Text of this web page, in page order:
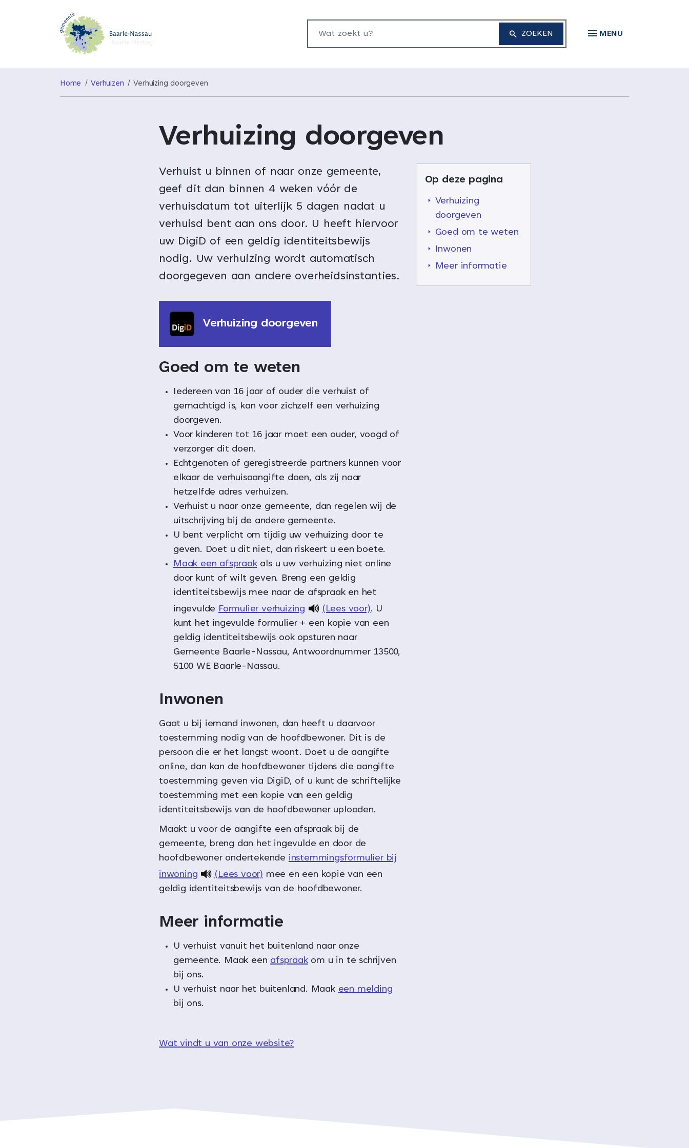
Wat zoekt u? MENU
Home Verhuizen Verhuizing doorgeven
Verhuizing doorgeven
Verhuist u binnen of naar onze gemeente,
geef dit dan binnen 4 weken vóór de
verhuisdatum tot uiterlijk 5 dagen nadat u
verhuisd bent aan ons door. U heeft hiervoor
uw DigiD of een geldig identiteitsbewijs
nodig. Uw verhuizing wordt automatisch
doorgegeven aan andere overheidsinstanties.
Verhuizing doorgeven
Goed om te weten
Iedereen van 16 jaar of ouder die verhuist of
gemachtigd is, kan voor zichzelf een verhuizing
doorgeven.
Voor kinderen tot 16 jaar moet een ouder, voogd of
verzorger dit doen.
Echtgenoten of geregistreerde partners kunnen voor
elkaar de verhuisaangifte doen, als zij naar
hetzelfde adres verhuizen.
Verhuist u naar onze gemeente, dan regelen wij de
uitschrijving bij de andere gemeente.
U bent verplicht om tijdig uw verhuizing door te
geven. Doet u dit niet, dan riskeert u een boete.
Maak een afspraakals u uw verhuizing niet online
door kunt of wilt geven. Breng een geldig
identiteitsbewijs mee naar de afspraak en het
ingevulde Formulier verhuizing (Lees voor). U
kunt het ingevulde formulier + een kopie van een
geldig identiteitsbewijs ook opsturen naar
Gemeente Baarle-Nassau, Antwoordnummer 13500,
5100 WE Baarle-Nassau.
Inwonen
Gaat u bij iemand inwonen, dan heeft u daarvoor
toestemming nodig van de hoofdbewoner. Dit is de
persoon die er het langst woont. Doet u de aangifte
online, dan kan de hoofdbewoner tijdens die aangifte
toestemming geven via DigiD, of u kunt de schriftelijke
toestemming met een kopie van een geldig
identiteitsbewijs van de hoofdbewoner uploaden.
Maakt u voor de aangifte een afspraak bij de
gemeente, breng dan het ingevulde en door de
hoofdbewoner ondertekende instemmingsformulier bij
inwoning
(Lees voor) mee en een kopie van een
geldig identiteitsbewijs van de hoofdbewoner.
Meer informatie
U verhuist vanuit het buitenland naar onze
gemeente. Maak een afspraakom u in te schrijven
bij ons.
U verhuist naar het buitenland. Maak een melding
bij ons.
Wat vindt u van onze website?
Op deze pagina
Verhuizing
doorgeven
Goed om te weten
Inwonen
Meer informatie